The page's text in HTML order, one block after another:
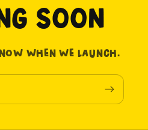
soon
when we launch.